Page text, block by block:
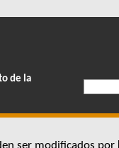
de la
ser modificados por